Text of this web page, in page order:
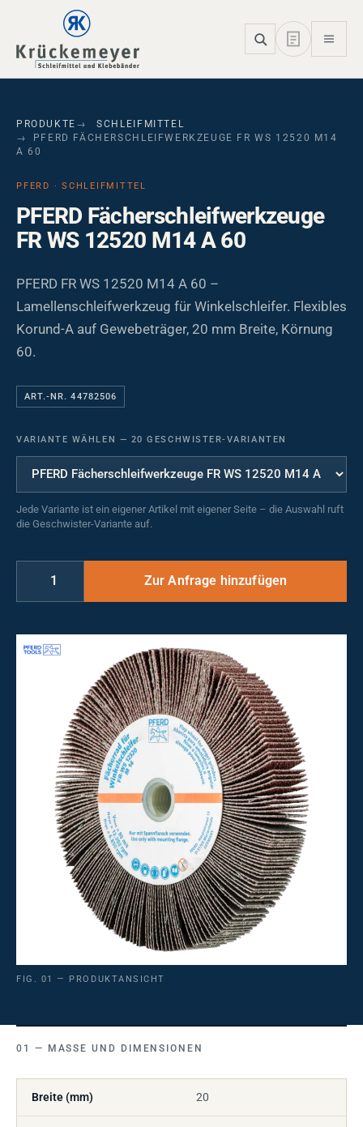
Skip to main navigation
Skip to main content
Skip to page footer
PRODUKTE
SCHLEIFMITTEL
PFERD FÄCHERSCHLEIFWERKZEUGE FR WS 12520 M14
A 60
PFERD · SCHLEIFMITTEL
PFERD Fächerschleifwerkzeuge
FR WS 12520 M14 A 60
PFERD FR WS 12520 M14 A 60 –
Lamellenschleifwerkzeug für Winkelschleifer. Flexibles
Korund-A auf Gewebeträger, 20 mm Breite, Körnung
60.
ART.-NR. 44782506
VARIANTE WÄHLEN — 20 GESCHWISTER-VARIANTEN
Jede Variante ist ein eigener Artikel mit eigener Seite – die Auswahl ruft
die Geschwister-Variante auf.
FIG. 01 — PRODUKTANSICHT
MASSE UND DIMENSIONEN
Breite (mm) 20